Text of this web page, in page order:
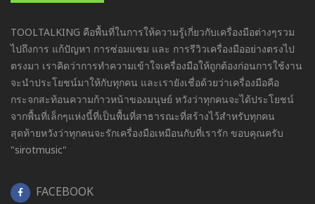
TOOLTALKING คือพื้นที่ในการให้ความรู้เกี่ยวกับเครื่องมือต่างๆรวม
ไปถึงการ แก้ปัญหา การซ่อมแซม และ การรีวิวเครื่องมืออย่างตรงไป
ตรงมา เราคิดว่าการทำความเข้าใจเครื่องมือให้ถูกต้องก่อนการใช้งาน
จะนำประโยชน์มาให้กับทุกคน และเรายังเชื่อด้วยว่าเครื่องมือคือ
กระจกสะท้อนความก้าวหน้าของมนุษย์ หวังว่าทุกคนจะได้ประโยชน์
จากพื้นที่เล็กๆแห่งนี้ที่เป็นพื้นที่สาธารณะที่สร้างไว้สำหรับทุกคน
สุดท้ายหวังว่าทุกคนจะรักเครื่องมือเหมือนกับที่เรารัก ขอบคุณครับ
"sirotmusic"
FACEBOOK